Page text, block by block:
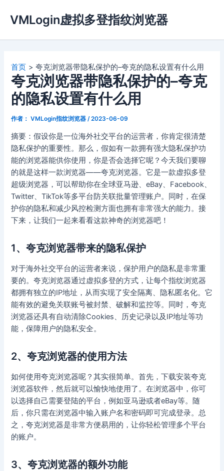
容
VMLogin虚拟多登指纹浏览器
首页 夸克浏览器带隐私保护的–夸克的隐私设置有什么用
夸克浏览器带隐私保护的–夸克
的隐私设置有什么用
作者： VMLogin指纹浏览器 /2023-06-09
摘要：假设你是一位海外社交平台的运营者，你肯定很清楚
隐私保护的重要性。那么，假如有一款拥有强大隐私保护功
能的浏览器能供你使用，你是否会选择它呢？今天我们要聊
的就是这样一款浏览器——夸克浏览器。它是一款虚拟多登
超级浏览器，可以帮助你在全球亚马逊、eBay、Facebook、
Twitter、TikTok等多平台防关联批量管理账户。同时，在保
护你的隐私和减少风控检测方面也拥有非常强大的能力。接
下来，让我们一起来看看这款神奇的浏览器吧！
1、夸克浏览器带来的隐私保护
对于海外社交平台的运营者来说，保护用户的隐私是非常重
要的。夸克浏览器通过虚拟多登的方式，让每个指纹浏览器
都拥有独立的IP地址，从而实现了安全隔离、隐私匿名化。它
能有效的避免关联账号被封禁、破解和监控等。同时，夸克
浏览器还具有自动清除Cookies、历史记录以及IP地址等功
能，保障用户的隐私安全。
2、夸克浏览器的使用方法
如何使用夸克浏览器呢？其实很简单。首先，下载安装夸克
浏览器软件，然后就可以愉快地使用了。在浏览器中，你可
以选择自己需要登陆的平台，例如亚马逊或者eBay等。随
后，你只需在浏览器中输入账户名和密码即可完成登录。总
之，夸克浏览器是非常方便易用的，让你轻松管理多个平台
的账户。
3、夸克浏览器的额外功能